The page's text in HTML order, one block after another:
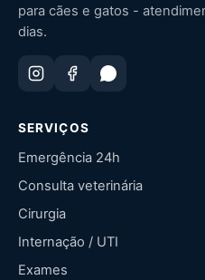
para cães e gatos -
dias.
SERVIÇOS
Emergência 24h
Consulta veterinária
Cirurgia
Internação / UTI
Exames